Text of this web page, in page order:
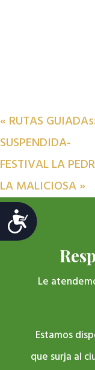
Accesibilidad
«RUTAS
SUSPENDIDA-
FESTIVAL LA
LA MALICIOSA»
Le
Estamos
que surja al